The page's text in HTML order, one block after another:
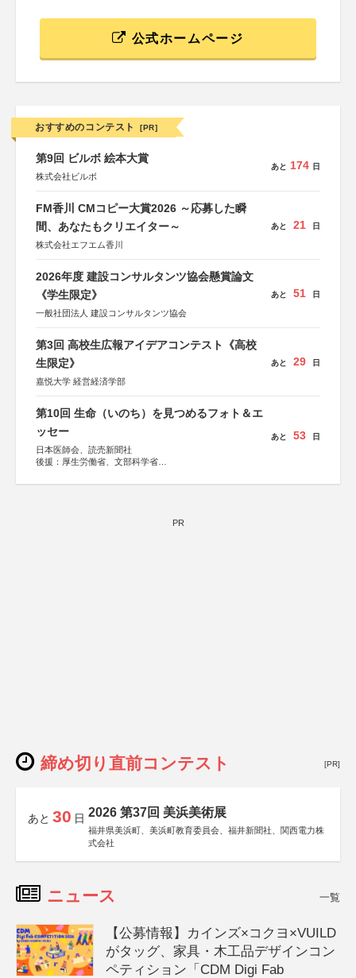
公式ホームページ
おすすめのコンテスト [PR]
第9回 ビルボ 絵本大賞
株式会社ビルボ
あと 174 日
FM香川 CMコピー大賞2026 ～応募した瞬
間、あなたもクリエイター～
株式会社エフエム香川
あと 21 日
2026年度 建設コンサルタンツ協会懸賞論文
《学生限定》
一般社団法人 建設コンサルタンツ協会
あと 51 日
第3回 高校生広報アイデアコンテスト《高校
生限定》
嘉悦大学 経営経済学部
あと 29 日
第10回 生命（いのち）を見つめるフォト＆エ
ッセー
日本医師会、読売新聞社
後援：厚生労働省、文部科学省
しん生命保険株式会社
あと 53 日
PR
締め切り直前コンテスト [PR]
あと 30 日 2026 第37回 美浜美術展
福井県美浜町、美浜町教育委員会、福井新聞社、関西電力株
式会社
ニュース 一覧
【公募情報】カインズ×コクヨ×VUILD
がタッグ、家具・木工品デザインコン
ペティション「CDM Digi Fab